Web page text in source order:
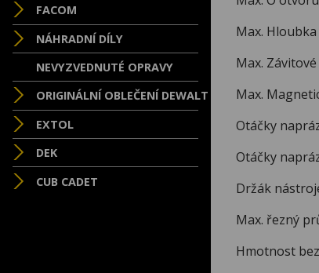
FACOM
NÁHRADNÍ DÍLY
NEVYZVEDNUTÉ OPRAVY
ORIGINÁLNÍ OBLEČENÍ DEWALT
EXTOL
DEK
CUB CADET
Max.
Max.
Max.
Otáčky
Otáčky
Držák
Max. řezný
Hmotnost